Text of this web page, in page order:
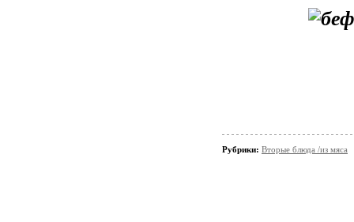
Рубрики: Вторые блюда /из мяса